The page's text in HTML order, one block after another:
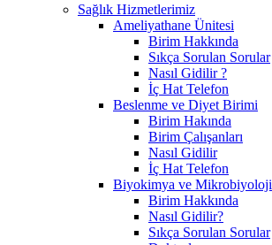
Sağlık Hizmetlerimiz
Ameliyathane Ünitesi
Birim Hakkında
Sıkça Sorulan Sorular
Nasıl Gidilir ?
İç Hat Telefon
Beslenme ve Diyet Birimi
Birim Hakında
Birim Çalışanları
Nasıl Gidilir
İç Hat Telefon
Biyokimya ve Mikrobiyoloji
Birim Hakkında
Nasıl Gidilir?
Sıkça Sorulan Sorular